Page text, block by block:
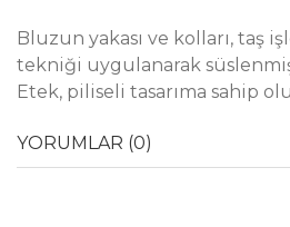
Bluzun yakası ve kolları, taş
tekniği uygulanarak
Etek, piliseli tasarıma sahip
YORUMLAR (0)